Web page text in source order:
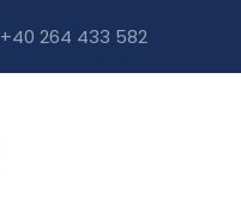
+40 264 433 582